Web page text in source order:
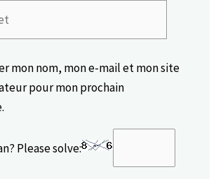
mon nom, mon e-mail et mon site
pour mon prochain
Please solve: